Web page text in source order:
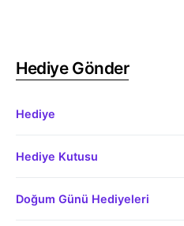
Hediye Gönder
Hediye
Hediye Kutusu
Doğum Günü Hediyeleri